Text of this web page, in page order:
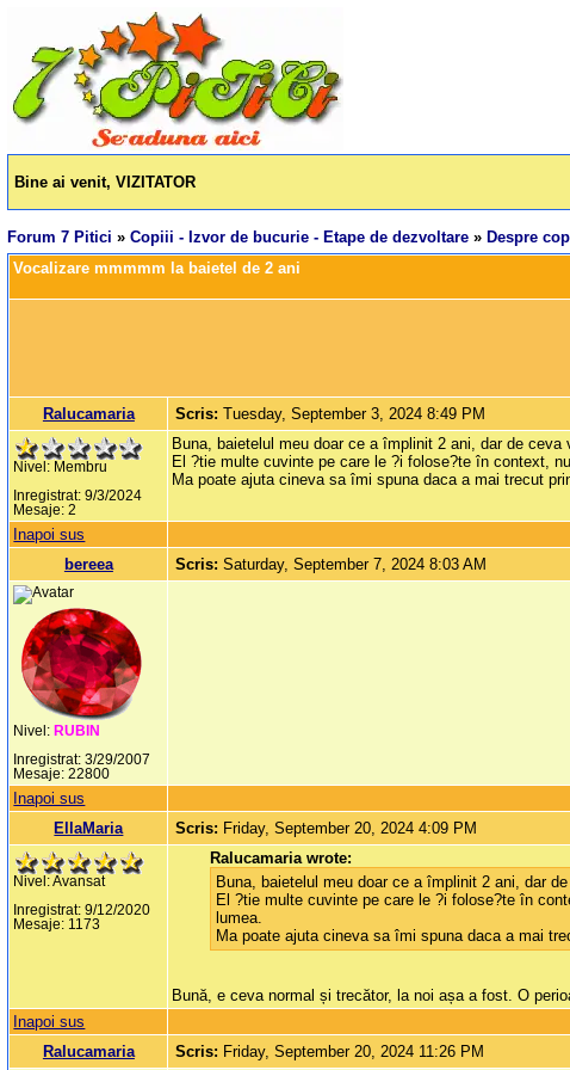
Bine ai venit, VIZITATOR
Forum 7 Pitici »Copiii - Izvor de bucurie - Etape de dezvoltare » Despre
Vocalizare mmmmm la baietel de 2 ani
Ralucamaria Scris:Tuesday, September 3, 2024 8:49 PM
Nivel: Membru
Inregistrat: 9/3/2024
Mesaje: 2
Buna, baietelul meu doar ce a împlinit 2 ani, dar de
El ?tie multe cuvinte pe care le ?i folose?te în context,
Ma poate ajuta cineva sa îmi spuna daca a mai trecut
Inapoi sus
bereea
Scris:Saturday, September 7, 2024 8:03 AM
Nivel: RUBIN
Inregistrat: 3/29/2007
Mesaje: 22800
Inapoi sus
EllaMaria
Scris: Friday, September 20, 2024 4:09 PM
Nivel: Avansat
Inregistrat: 9/12/2020
Mesaje: 1173
Ralucamaria wrote:
Buna, baietelul meu doar ce a împlinit 2 ani, dar
El ?tie multe cuvinte pe care le ?i folose?te în
lumea.
Ma poate ajuta cineva sa îmi spuna daca a mai
Bună, e ceva normal și trecător, la noi așa a fost. O
Inapoi sus
Ralucamaria
Scris: Friday, September 20, 2024 11:26 PM